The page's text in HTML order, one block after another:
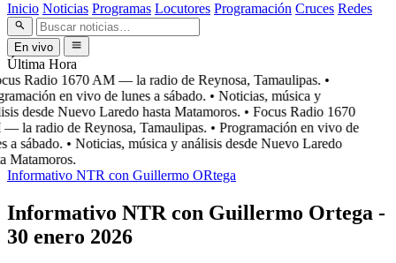
Inicio Noticias Programas Locutores Programación Cruces Redes
En vivo
Última Hora
Radio 1670 AM — la radio de Reynosa, Tamaulipas. •
en vivo de lunes a sábado. • Noticias, música y
desde Nuevo Laredo hasta Matamoros. • Focus Radio 1670
la radio de Reynosa, Tamaulipas. • Programación en vivo de
a sábado. • Noticias, música y análisis desde Nuevo Laredo
Matamoros.
Informativo NTR con Guillermo ORtega
Informativo NTR con Guillermo Ortega -
30 enero 2026